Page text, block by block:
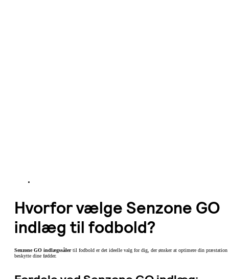
Hvorfor vælge Senzone GO
indlæg til fodbold?
Senzone GO indlægssålertil fodbold er det ideelle valg for dig, der ønsker at optimere din præstation
beskytte dine fødder.